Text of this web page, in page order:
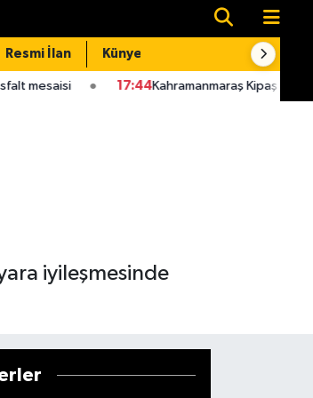
Resmi İlan Künye
Kahramanmaraş Kipaş İstiklal Basket’in rakipleri
iyileşmesinde